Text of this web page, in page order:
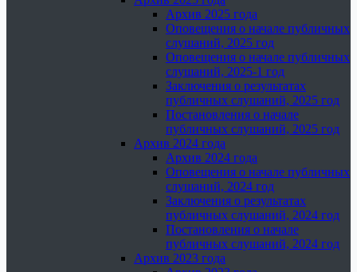
Архив 2025 года
Оповещения о начале публичных
слушаний, 2025 год
Оповещения о начале публичных
слушаний, 2025-1 год
Заключения о результатах
публичных слушаний, 2025 год
Постановления о начале
публичных слушаний, 2025 год
Архив 2024 года
Архив 2024 года
Оповещения о начале публичных
слушаний, 2024 год
Заключения о результатах
публичных слушаний, 2024 год
Постановления о начале
публичных слушаний, 2024 год
Архив 2023 года